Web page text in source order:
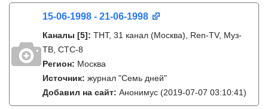
15-06-1998 - 21-06-1998
Каналы [5]: ТНТ, 31 канал (Москва), Ren-TV, Муз-
ТВ, СТС-8
Регион: Москва
Источник: журнал "Семь дней"
Добавил на сайт: Анонимус (2019-07-07 03:10:41)